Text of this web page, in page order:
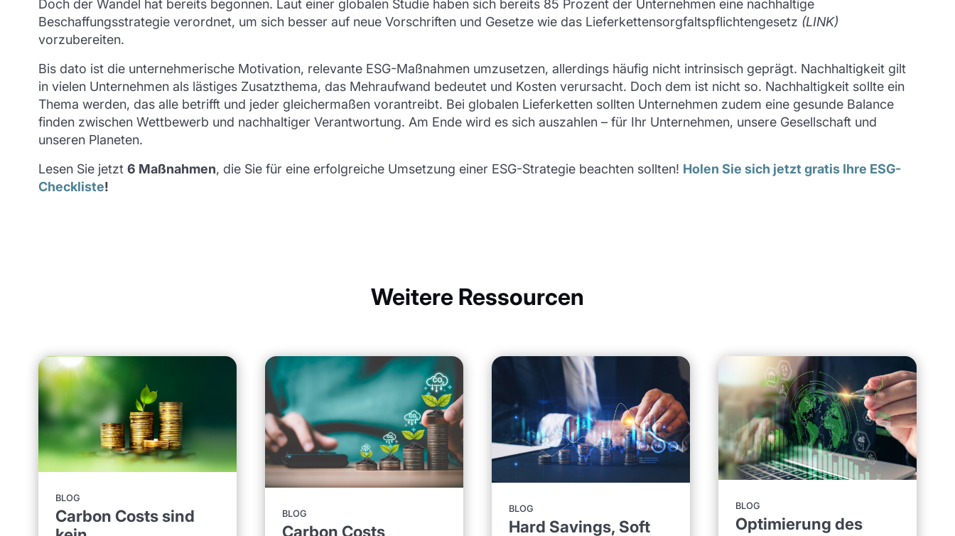
Doch der Wandel hat bereits begonnen. Laut einer globalen Studie haben sich bereits 85 Prozent der Unternehmen eine nachhaltige
Beschaffungsstrategie verordnet, um sich besser auf neue Vorschriften und Gesetze wie das Lieferkettensorgfaltspflichtengesetz (LINK)
vorzubereiten.
Bis dato ist die unternehmerische Motivation, relevante ESG-Maßnahmen umzusetzen, allerdings häufig nicht intrinsisch geprägt. Nachhaltigkeit gilt
in vielen Unternehmen als lästiges Zusatzthema, das Mehraufwand bedeutet und Kosten verursacht. Doch dem ist nicht so. Nachhaltigkeit sollte ein
Thema werden, das alle betrifft und jeder gleichermaßen vorantreibt. Bei globalen Lieferketten sollten Unternehmen zudem eine gesunde Balance
finden zwischen Wettbewerb und nachhaltiger Verantwortung. Am Ende wird es sich auszahlen – für Ihr Unternehmen, unsere Gesellschaft und
unseren Planeten.
Lesen Sie jetzt 6 Maßnahmen, die Sie für eine erfolgreiche Umsetzung einer ESG-Strategie beachten sollten! Holen Sie sich jetzt gratis Ihre ESG-
Checkliste!
Weitere Ressourcen
BLOG
Carbon Costs sind
BLOG
Carbon Costs
BLOG
Hard Savings, Soft
BLOG
Optimierung des